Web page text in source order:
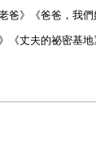
爸》《爸爸，我
《丈夫的祕密基